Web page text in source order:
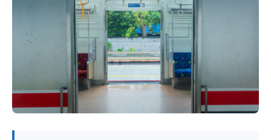
栃木
製品比較
個人のお客様へ
法人のお客様へ